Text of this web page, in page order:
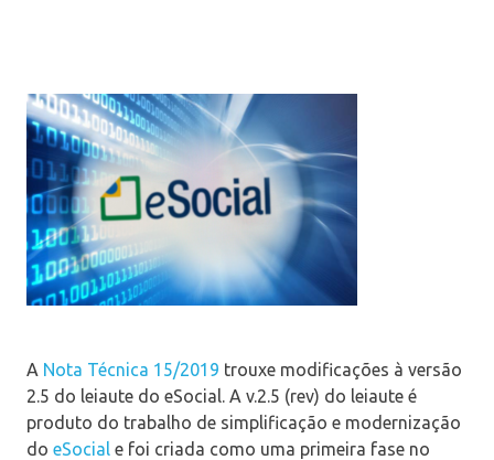
A Nota Técnica 15/2019 trouxe modificações à versão
2.5 do leiaute do eSocial. A v.2.5 (rev) do leiaute é
produto do trabalho de simplificação e modernização
do eSocial e foi criada como uma primeira fase no